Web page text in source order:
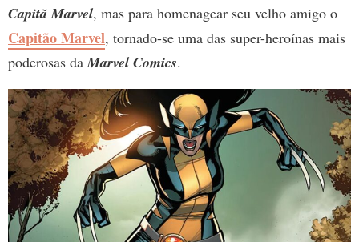
Capitã Marvel, mas para homenagear seu velho amigo o
Capitão Marvel, tornado-se uma das super-heroínas mais
poderosas daMarvel Comics.